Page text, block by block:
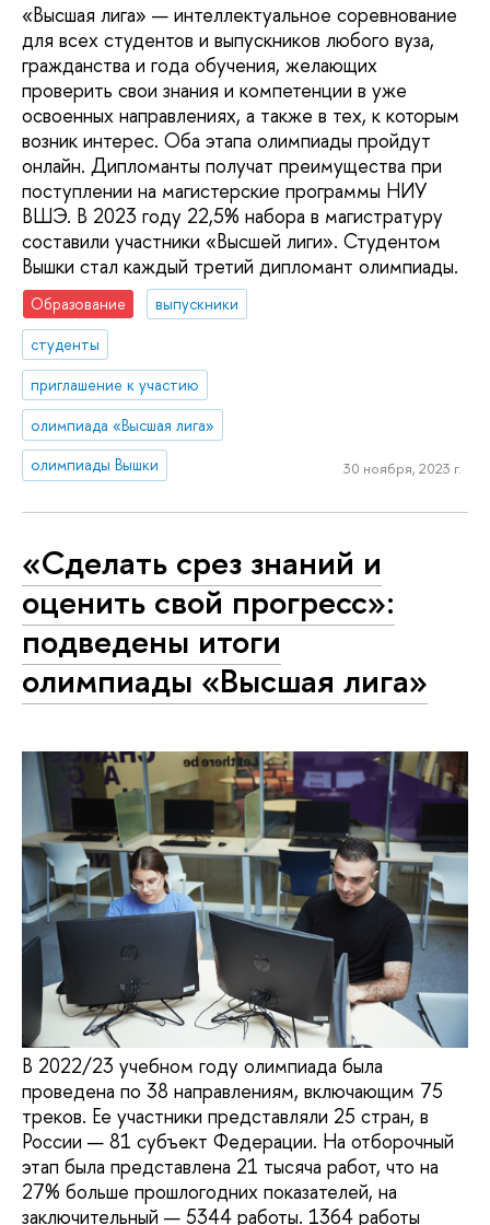
«Высшая лига» — интеллектуальное соревнование
для всех студентов и выпускников любого вуза,
гражданства и года обучения, желающих
проверить свои знания и компетенции в уже
освоенных направлениях, а также в тех, к которым
возник интерес. Оба этапа олимпиады пройдут
онлайн. Дипломанты получат преимущества при
поступлении на магистерские программы НИУ
ВШЭ. В 2023 году 22,5% набора в магистратуру
составили участники «Высшей лиги». Студентом
Вышки стал каждый третий дипломант олимпиады.
Образование
выпускники
студенты
приглашение к участию
олимпиада «Высшая лига»
олимпиады Вышки
30 ноября, 2023 г.
«Сделать срез знаний и
оценить свой прогресс»:
подведены итоги
олимпиады «Высшая лига»
В 2022/23 учебном году олимпиада была
проведена по 38 направлениям, включающим 75
треков. Ее участники представляли 25 стран, в
России — 81 субъект Федерации. На отборочный
этап была представлена 21 тысяча работ, что на
27% больше прошлогодних показателей, на
заключительный — 5344 работы. 1364 работы